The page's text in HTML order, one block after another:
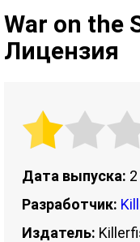
War on the
Лицензия
Дата выпуска:
Разработчик:
Издатель: